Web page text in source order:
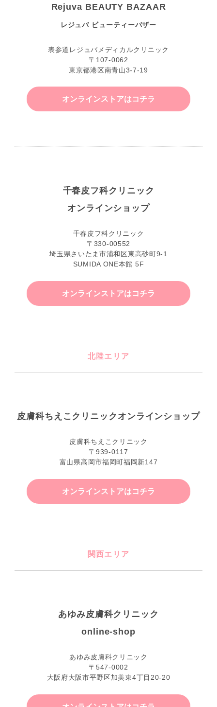
Rejuva BEAUTY BAZAAR
レジュバ ビューティーバザー
表参道レジュバメディカルクリニック
〒107-0062
東京都港区南青山3-7-19
オンラインストアはコチラ
千春皮フ科クリニック
オンラインショップ
千春皮フ科クリニック
〒330-00552
埼玉県さいたま市浦和区東高砂町9-1
SUMIDA ONE本館 5F
オンラインストアはコチラ
北陸エリア
皮膚科ちえこクリニックオンラインショップ
皮膚科ちえこクリニック
〒939-0117
富山県高岡市福岡町福岡新147
オンラインストアはコチラ
関西エリア
あゆみ皮膚科クリニック
online-shop
あゆみ皮膚科クリニック
〒547-0002
大阪府大阪市平野区加美東4丁目20-20